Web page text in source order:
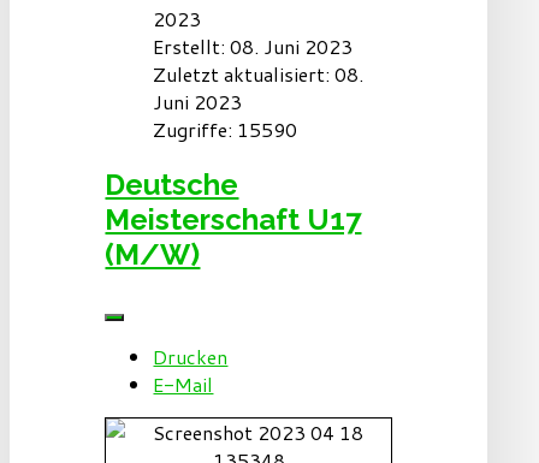
2023
Erstellt: 08. Juni 2023
Zuletzt aktualisiert: 08.
Juni 2023
Zugriffe: 15590
Deutsche
Meisterschaft U17
(M/W)
Drucken
E-Mail